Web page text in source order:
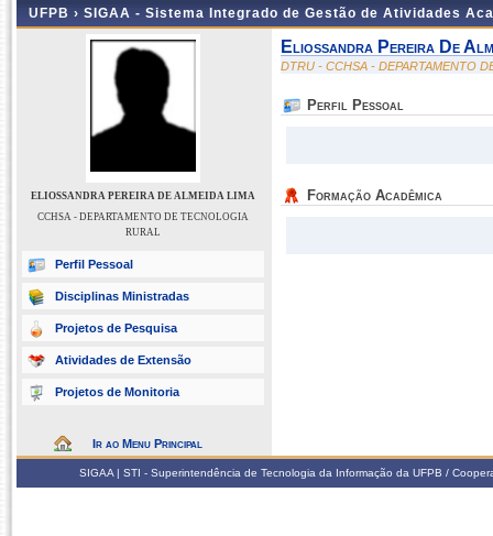
UFPB › SIGAA - Sistema Integrado de Gestão de Atividades
ELIOSSANDRA PEREIRA DE ALMEIDA LIMA
CCHSA - DEPARTAMENTO DE TECNOLOGIA
RURAL
Perfil Pessoal
Disciplinas Ministradas
Projetos de Pesquisa
Atividades de Extensão
Projetos de Monitoria
Ir ao Menu Principal
Eliossandra Pereira De
DTRU - CCHSA - DEPARTAMENTO
Perfil Pessoal
Formação Acadêmica
SIGAA | STI - Superintendência de Tecnologia da Informação da UFPB /